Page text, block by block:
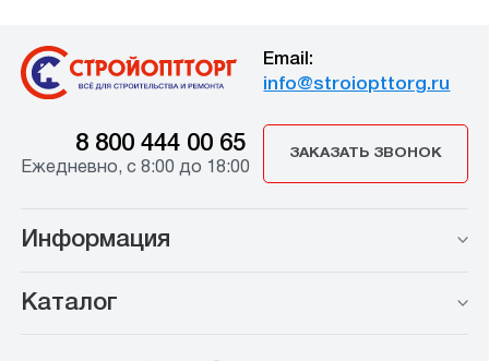
Email:
info@stroiopttorg.ru
8 800 444 00 65
Ежедневно, с 8:00 до 18:00
ЗАКАЗАТЬ ЗВОНОК
Информация
Каталог